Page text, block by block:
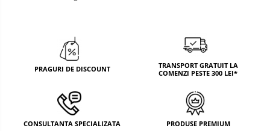
DECOR CRACIUN & REVELION
DECOR VARA
DECOR TOAMNA
PRAGURI DE DISCOUNT
TRANSPORT GRATUIT LA
COMENZI PESTE 300 LEI*
CONSULTANTA SPECIALIZATA PRODUSE PREMIUM